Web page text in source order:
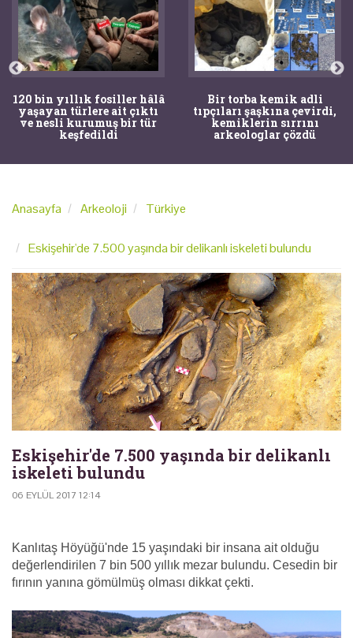
120 bin yıllık fosiller hâlâ
yaşayan türlere ait çıktı
ve nesli kurumuş bir tür
keşfedildi
Bir torba kemik adli
tıpçıları şaşkına çevirdi,
kemiklerin sırrını
arkeologlar çözdü
Anasayfa Arkeoloji Türkiye
Eskişehir'de 7.500 yaşında bir delikanlı iskeleti bulundu
Eskişehir'de 7.500 yaşında bir delikanlı
iskeleti bulundu
06 EYLÜL 2017 12:14
Kanlıtaş Höyüğü'nde 15 yaşındaki bir insana ait olduğu
değerlendirilen 7 bin 500 yıllık mezar bulundu. Cesedin bir
fırının yanına gömülmüş olması dikkat çekti.